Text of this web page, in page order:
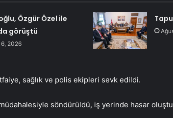
Özgür Özel ile
görüştü
2026
sağlık ve polis ekipleri sevk edildi.
söndürüldü, iş yerinde hasar